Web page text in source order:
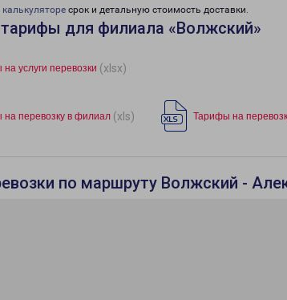
калькуляторе срок и детальную стоимость доставки.
для филиала «Волжский»
услуги перевозки (xlsx)
перевозку в филиал (xls) Тарифы на
по маршруту Волжский -